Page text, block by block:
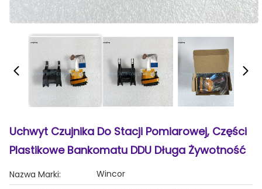
Uchwyt Czujnika Do Stacji Pomiarowej, Części
Plastikowe Bankomatu DDU Długa Żywotność
Nazwa Marki:
Wincor